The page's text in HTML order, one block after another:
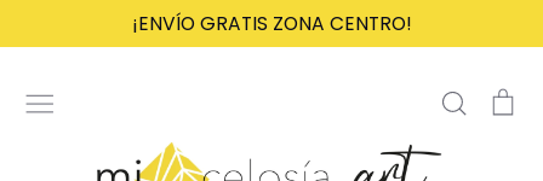
directamente
contenido
¡ENVÍO GRATIS ZONA CENTRO!
Buscar